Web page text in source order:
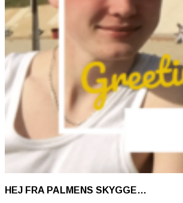
HEJ FRA PALMENS SKYGGE…